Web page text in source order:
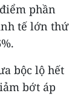
phần
tế lớn thứ
bộc lộ hết
bớt áp